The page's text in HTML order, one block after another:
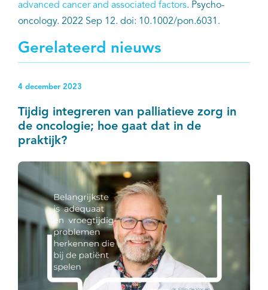
advanced cancer and associated factors. Psycho-
oncology. 2022 Sep 12. doi: 10.1002/pon.6031.
Gerelateerd nieuws
4 december 2023
Tijdig integreren van palliatieve zorg in
de oncologie; hoe gaat dat in de
praktijk?